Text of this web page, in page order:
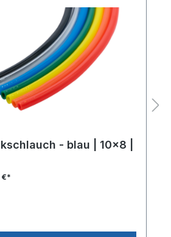
- blau | 10x8 |
€*